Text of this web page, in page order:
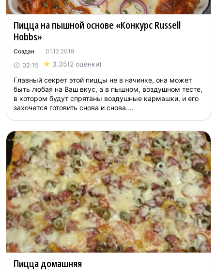
Пицца на пышной основе «Конкурс Russell
Hobbs»
Создан 01.12.2019
02:15 3.35(2 оценки)
Главный секрет этой пиццы не в начинке, она может
быть любая на Ваш вкус, а в пышном, воздушном тесте,
в котором будут спрятаны воздушные кармашки, и его
захочется готовить снова и снова....
Пицца домашняя